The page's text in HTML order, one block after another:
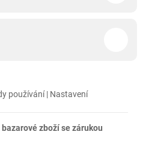
používání| Nastavení
bazarové zboží se zárukou